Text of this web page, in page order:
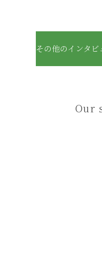
その他のインタ
Our